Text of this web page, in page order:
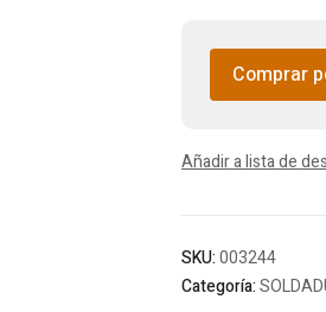
Comprar
Añadir a lista de
SKU:003244
Categoría: